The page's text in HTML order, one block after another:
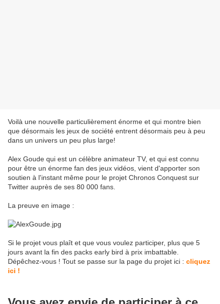
Voilà une nouvelle particulièrement énorme et qui montre bien
que désormais les jeux de société entrent désormais peu à peu
dans un univers un peu plus large!
Alex Goude qui est un célèbre animateur TV, et qui est connu
pour être un énorme fan des jeux vidéos, vient d'apporter son
soutien à l'instant même pour le projet Chronos Conquest sur
Twitter auprès de ses 80 000 fans.
La preuve en image :
Si le projet vous plaît et que vous voulez participer, plus que 5
jours avant la fin des packs early bird à prix imbattable.
Dépêchez-vous ! Tout se passe sur la page du projet ici : cliquez
ici !